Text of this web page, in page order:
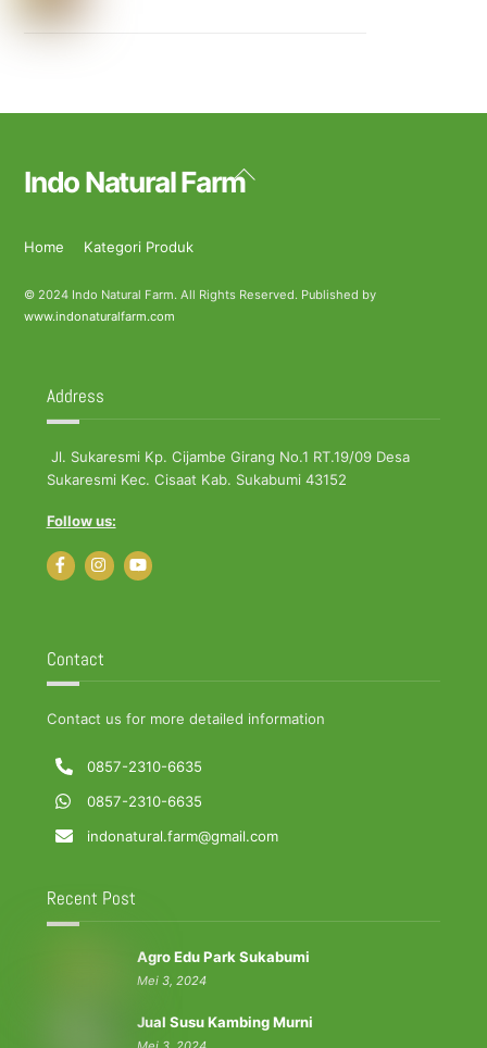
Back
To
Indo Natural Farm
Home Kategori Produk
© 2024 Indo Natural Farm. All Rights Reserved. Published by
www.indonaturalfarm.com
Address
Jl. Sukaresmi Kp. Cijambe Girang No.1 RT.19/09 Desa
Sukaresmi Kec. Cisaat Kab. Sukabumi 43152
Follow us:
Contact
Contact us for more detailed information
0857-2310-6635
0857-2310-6635
indonatural.farm@gmail.com
Recent Post
Agro Edu Park Sukabumi
Mei 3, 2024
Jual Susu Kambing Murni